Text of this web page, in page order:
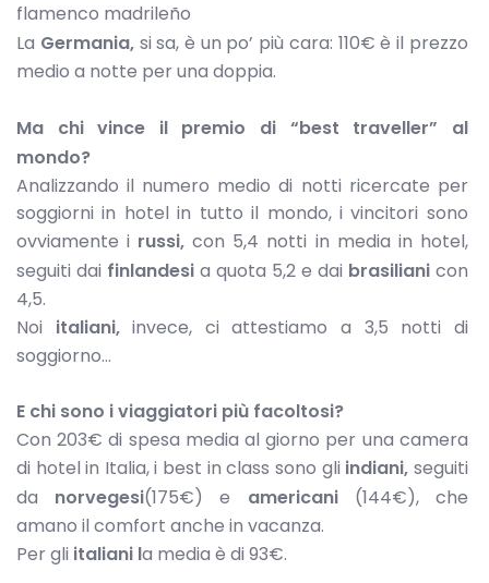
flamenco madrileño
La Germania, si sa, è un po’ più cara: 110€ è il prezzo
medio a notte per una doppia.
Ma chi vince il premio di “best traveller” al
mondo?
Analizzando il numero medio di notti ricercate per
soggiorni in hotel in tutto il mondo, i vincitori sono
ovviamente i russi,con 5,4 notti in media in hotel,
seguiti dai finlandesi a quota 5,2 e dai brasiliani con
4,5.
Noi italiani,invece, ci attestiamo a 3,5 notti di
soggiorno…
E chi sono i viaggiatori più facoltosi?
Con 203€ di spesa media al giorno per una camera
di hotel in Italia, i best in class sono gli indiani, seguiti
da norvegesi(175€) e americani (144€), che
amano il comfort anche in vacanza.
Per gli italiani la media è di 93€.